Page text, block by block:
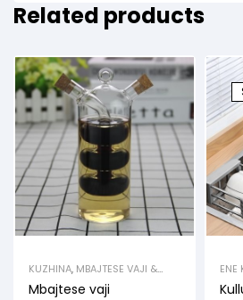
Related products
KUZHINA, MBAJTESE VAJI &
LENGJESH
Mbajtese vaji
ENE